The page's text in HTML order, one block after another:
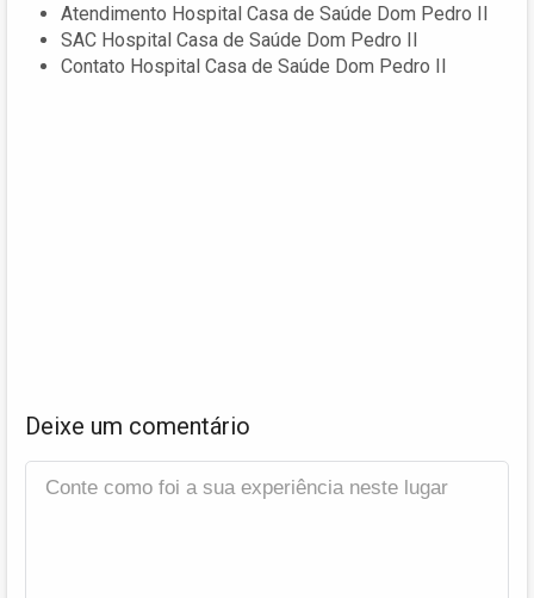
Atendimento Hospital Casa de Saúde Dom Pedro II
SAC Hospital Casa de Saúde Dom Pedro II
Contato Hospital Casa de Saúde Dom Pedro II
Deixe um comentário